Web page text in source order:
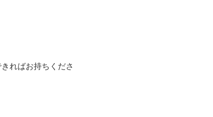
ればお持ちくださ